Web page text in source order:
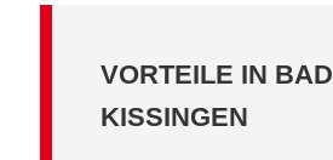
VORTEILE IN BAD
KISSINGEN